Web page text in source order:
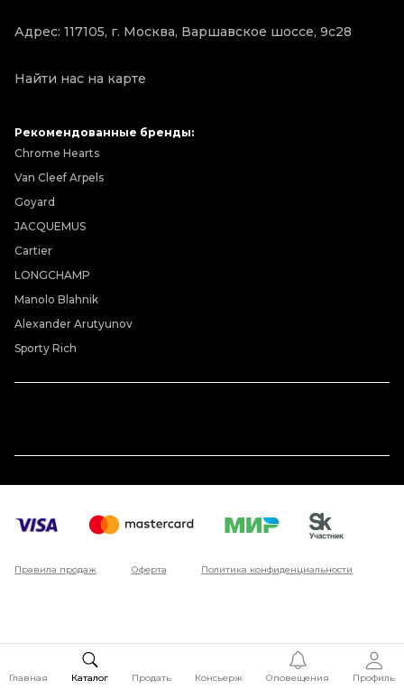
Адрес: 117105, г. Москва, Варшавское шоссе, 9с28
Найти нас на карте
Рекомендованные бренды:
Chrome Hearts
Van Cleef Arpels
Goyard
JACQUEMUS
Cartier
LONGCHAMP
Manolo Blahnik
Alexander Arutyunov
Sporty Rich
Правила продаж Оферта Политика конфиденциальности
Главная Каталог Продать Консьерж Оповещения Профиль